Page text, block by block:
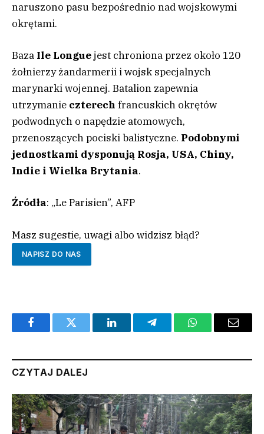
naruszono pasu bezpośrednio nad wojskowymi
okrętami.
Baza Ile Longuejest chroniona przez około 120
żołnierzy żandarmerii i wojsk specjalnych
marynarki wojennej. Batalion zapewnia
utrzymanie czterech francuskich okrętów
podwodnych o napędzie atomowych,
przenoszących pociski balistyczne. Podobnymi
jednostkami dysponują Rosja, USA, Chiny,
Indie i Wielka Brytania.
Źródła: „Le Parisien”, AFP
Masz sugestie, uwagi albo widzisz błąd?
NAPISZ DO NAS
FacebookTwitter LinkedInTelegramWhatsAppEmail
CZYTAJ DALEJ